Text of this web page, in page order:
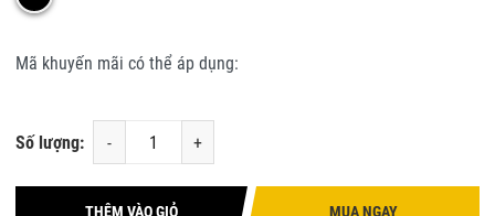
Mã khuyến mãi có thể áp dụng:
Số lượng: - +
THÊM VÀO GIỎ MUA NGAY